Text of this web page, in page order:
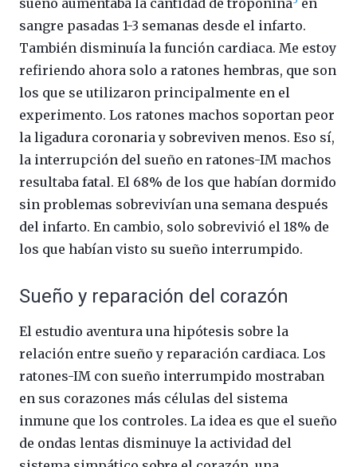
sueño aumentaba la cantidad de troponina en
sangre pasadas 1-3 semanas desde el infarto.
También disminuía la función cardiaca. Me estoy
refiriendo ahora solo a ratones hembras, que son
los que se utilizaron principalmente en el
experimento. Los ratones machos soportan peor
la ligadura coronaria y sobreviven menos. Eso sí,
la interrupción del sueño en ratones-IM machos
resultaba fatal. El 68% de los que habían dormido
sin problemas sobrevivían una semana después
del infarto. En cambio, solo sobrevivió el 18% de
los que habían visto su sueño interrumpido.
Sueño y reparación del corazón
El estudio aventura una hipótesis sobre la
relación entre sueño y reparación cardiaca. Los
ratones-IM con sueño interrumpido mostraban
en sus corazones más células del sistema
inmune que los controles. La idea es que el sueño
de ondas lentas disminuye la actividad del